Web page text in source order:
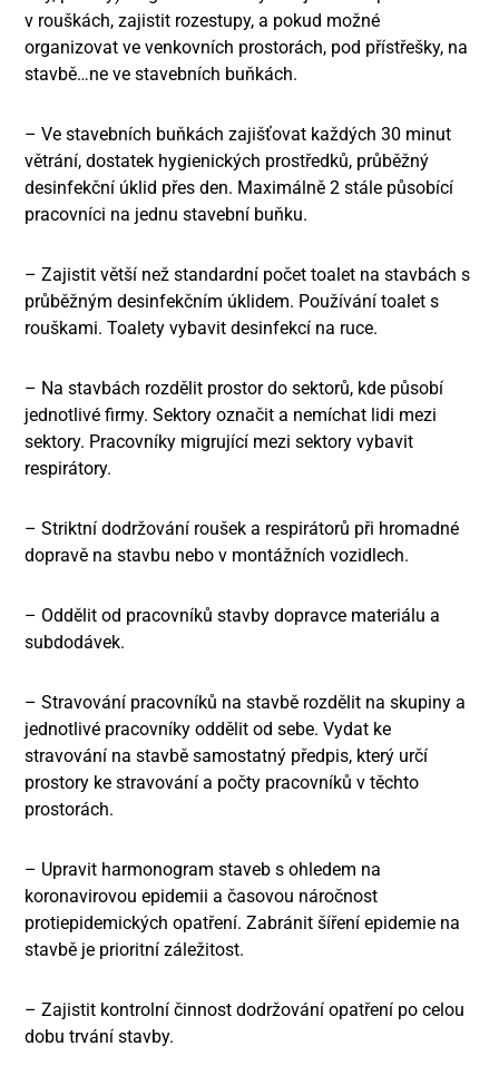
v rouškách, zajistit rozestupy, a pokud možné
organizovat ve venkovních prostorách, pod přístřešky, na
stavbě…ne ve stavebních buňkách.
– Ve stavebních buňkách zajišťovat každých 30 minut
větrání, dostatek hygienických prostředků, průběžný
desinfekční úklid přes den. Maximálně 2 stále působící
pracovníci na jednu stavební buňku.
– Zajistit větší než standardní počet toalet na stavbách s
průběžným desinfekčním úklidem. Používání toalet s
rouškami. Toalety vybavit desinfekcí na ruce.
– Na stavbách rozdělit prostor do sektorů, kde působí
jednotlivé firmy. Sektory označit a nemíchat lidi mezi
sektory. Pracovníky migrující mezi sektory vybavit
respirátory.
– Striktní dodržování roušek a respirátorů při hromadné
dopravě na stavbu nebo v montážních vozidlech.
– Oddělit od pracovníků stavby dopravce materiálu a
subdodávek.
– Stravování pracovníků na stavbě rozdělit na skupiny a
jednotlivé pracovníky oddělit od sebe. Vydat ke
stravování na stavbě samostatný předpis, který určí
prostory ke stravování a počty pracovníků v těchto
prostorách.
– Upravit harmonogram staveb s ohledem na
koronavirovou epidemii a časovou náročnost
protiepidemických opatření. Zabránit šíření epidemie na
stavbě je prioritní záležitost.
– Zajistit kontrolní činnost dodržování opatření po celou
dobu trvání stavby.